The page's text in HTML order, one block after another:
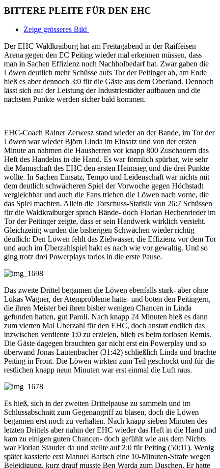
BITTERE PLEITE FÜR DEN EHC
Zeige grösseres Bild
Der EHC Waldkraiburg hat am Freitagabend in der Raiffeisen
Arena gegen den EC Peiting wieder mal erkennen müssen, dass
man in Sachen Effizienz noch Nachholbedarf hat. Zwar gaben die
Löwen deutlich mehr Schüsse aufs Tor der Peitinger ab, am Ende
hieß es aber dennoch 3:0 für die Gäste aus dem Oberland. Dennoch
lässt sich auf der Leistung der Industriestädter aufbauen und die
nächsten Punkte werden sicher bald kommen.
EHC-Coach Rainer Zerwesz stand wieder an der Bande, im Tor der
Löwen war wieder Björn Linda im Einsatz und von der ersten
Minute an nahmen die Hausherren vor knapp 800 Zuschauern das
Heft des Handelns in die Hand. Es war förmlich spürbar, wie sehr
die Mannschaft des EHC den ersten Heimsieg und die drei Punkte
wollte. In Sachen Einsatz, Tempo und Leidenschaft war nichts mit
dem deutlich schwächeren Spiel der Vorwoche gegen Höchstadt
vergleichbar und auch die Fans trieben die Löwen nach vorne, die
das Spiel machten. Allein die Torschuss-Statisik von 26:7 Schüssen
für die Waldkraiburger sprach Bände- doch Florian Hechenrieder im
Tor der Peitinger zeigte, dass er sein Handwerk wirklich versteht.
Gleichzeitig wurden die bisherigen Schwächen wieder richtig
deutlich: Den Löwen fehlt das Zielwasser, die Effizienz vor dem Tor
und auch im Überzahlspiel hakt es nach wie vor gewaltig. Und so
ging trotz drei Powerplays torlos in die erste Pause.
Das zweite Drittel begannen die Löwen ebenfalls stark- aber ohne
Lukas Wagner, der Atemprobleme hatte- und boten den Peitingern,
die ihren Meister bei ihren bisher wenigen Chancen in Linda
gefunden hatten, gut Paroli. Nach knapp 24 Minuten hieß es dann
zum vierten Mal Überzahl für den EHC, doch anstatt endlich das
inzwischen verdiente 1:0 zu erzielen, blieb es beim torlosen Remis.
Die Gäste dagegen brauchten gar nicht erst ein Powerplay und so
überwand Jonas Lautenbacher (31:42) schließlich Linda und brachte
Peiting in Front. Die Löwen wirkten zum Teil geschockt und für die
restlichen knapp neun Minuten war erst einmal die Luft raus.
Es hieß, sich in der zweiten Drittelpause zu sammeln und im
Schlussabschnitt zum Gegenangriff zu blasen, doch die Löwen
begannen erst noch zu verhalten. Nach knapp sieben Minuten des
letzten Drittels aber nahm der EHC wieder das Heft in die Hand und
kam zu einigen guten Chancen- doch gefühlt wie aus dem Nichts
war Florian Stauder da und stellte auf 2:0 für Peiting (50:11). Wenig
später kassierte erst Manuel Bartsch eine 10-Minuten-Strafe wegen
Beleidigung, kurz drauf musste Ben Warda zum Duschen. Er hatte